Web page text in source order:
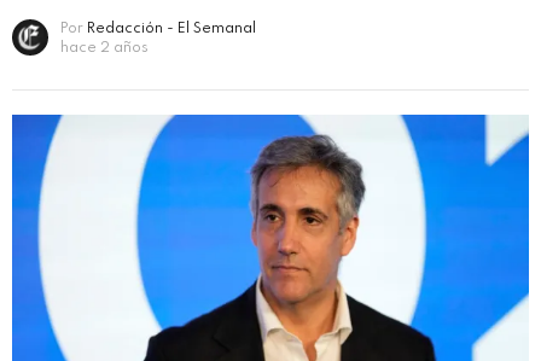
Por Redacción - El Semanal
hace 2 años